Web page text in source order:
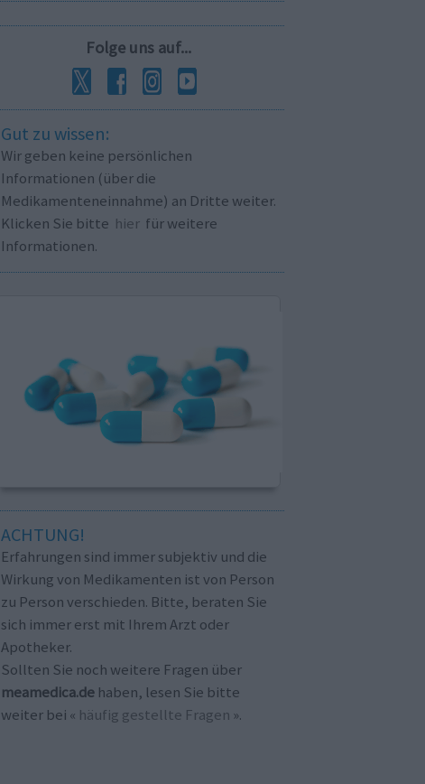
Folge uns auf...
Gut zu wissen:
Wir geben keine persönlichen
Informationen (über die
Medikamenteneinnahme) an Dritte weiter.
Klicken Sie bitte hier für weitere
Informationen.
ACHTUNG!
Erfahrungen sind immer subjektiv und die
Wirkung von Medikamenten ist von Person
zu Person verschieden. Bitte, beraten Sie
sich immer erst mit Ihrem Arzt oder
Apotheker.
Sollten Sie noch weitere Fragen über
meamedica.de haben, lesen Sie bitte
weiter bei « häufig gestellte Fragen ».